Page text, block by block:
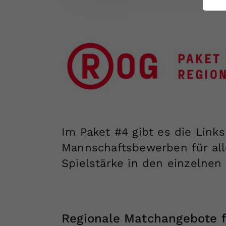
Im Paket #4 gibt es die
Mannschaftsbewerben für
Spielstärke in den einzelnen
Regionale Matchangebote